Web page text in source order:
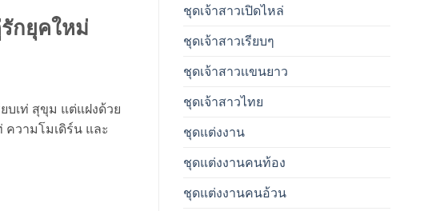
รักยุคใหม่
บเท่ สุขุม แต่แฝงด้วย
ความโมเดิร์น และ
ชุดเจ้าสาวเปิดไหล่
ชุดเจ้าสาวเรียบๆ
ชุดเจ้าสาวเเขนยาว
ชุดเจ้าสาวไทย
ชุดแต่งงาน
ชุดแต่งงานคนท้อง
ชุดแต่งงานคนอ้วน